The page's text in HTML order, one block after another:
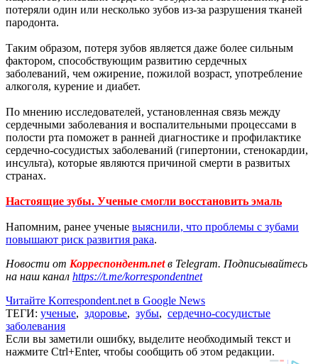
потеряли один или несколько зубов из-за разрушения тканей
пародонта.
Таким образом, потеря зубов является даже более сильным
фактором, способствующим развитию сердечных
заболеваний, чем ожирение, пожилой возраст, употребление
алкоголя, курение и диабет.
По мнению исследователей, установленная связь между
сердечными заболевания и воспалительными процессами в
полости рта поможет в ранней диагностике и профилактике
сердечно-сосудистых заболеваний (гипертонии, стенокардии,
инсульта), которые являются причиной смерти в развитых
странах.
Настоящие зубы. Ученые смогли восстановить эмаль
Напомним, ранее ученые выяснили, что проблемы с зубами
повышают риск развития рака.
Новости от Корреспондент.netв Telegram. Подписывайтесь
на наш канал https://t.me/korrespondentnet
Читайте Korrespondent.net в Google News
ТЕГИ: ученые, здоровье, зубы, сердечно-сосудистые
заболевания
Если вы заметили ошибку, выделите необходимый текст и
нажмите Ctrl+Enter, чтобы сообщить об этом редакции.